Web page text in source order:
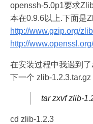
openssh-5.0p1要求
本在0.9.6以上.下面是
http://www.gzip.org/
http://www.openssl.org/
在安装过程中我遇到
下一个 zlib-1.2.3.tar.gz
tar zxvf zlib-
cd zlib-1.2.3